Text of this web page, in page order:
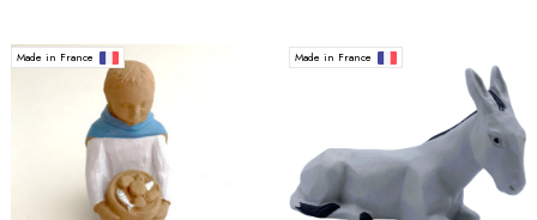
(9 avis)
Made in France Made in France